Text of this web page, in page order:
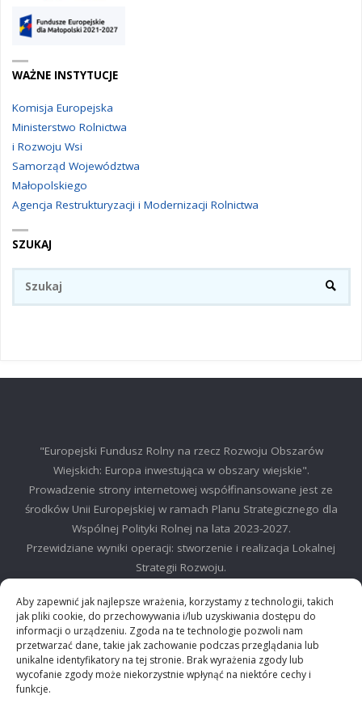
Aby zapewnić jak najlepsze wrażenia, korzystamy z technologii, takich
jak pliki cookie, do przechowywania i/lub uzyskiwania dostępu do
informacji o urządzeniu. Zgoda na te technologie pozwoli nam
przetwarzać dane, takie jak zachowanie podczas przeglądania lub
unikalne identyfikatory na tej stronie. Brak wyrażenia zgody lub
wycofanie zgody może niekorzystnie wpłynąć na niektóre cechy i
funkcje.
WAŻNE INSTYTUCJE
Komisja Europejska
Ministerstwo Rolnictwa
i Rozwoju Wsi
Samorząd Województwa
Małopolskiego
Agencja Restrukturyzacji i Modernizacji Rolnictwa
SZUKAJ
"Europejski Fundusz Rolny na rzecz Rozwoju Obszarów
Wiejskich: Europa inwestująca w obszary wiejskie".
Prowadzenie strony internetowej współfinansowane jest ze
środków Unii Europejskiej w ramach Planu Strategicznego dla
Wspólnej Polityki Rolnej na lata 2023-2027.
Przewidziane wyniki operacji: stworzenie i realizacja Lokalnej
Strategii Rozwoju.
©2024 Stowarzyszenie Lokalna Grupa działania "Między Dalinem i